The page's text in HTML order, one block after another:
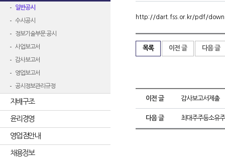
일반공시
수시공시
정보기술부문 공시
사업보고서
감사보고서
영업보고서
공시정보관리규정
지배구조
윤리경영
영업점안내
채용정보
http://dart.fss.or.kr/pdf/
목록 이전 글 다음 글
이전 글 감사보고서제출
다음 글 최대주주등소유